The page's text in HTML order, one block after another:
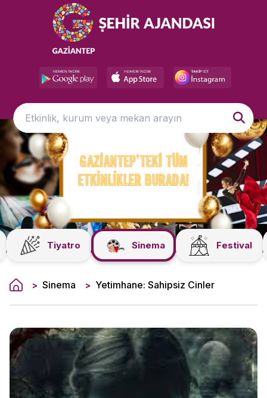
Tiyatro Sinema Festival
> Sinema > Yetimhane: Sahipsiz Cinler